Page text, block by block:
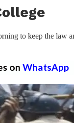
to keep the law
on WhatsApp